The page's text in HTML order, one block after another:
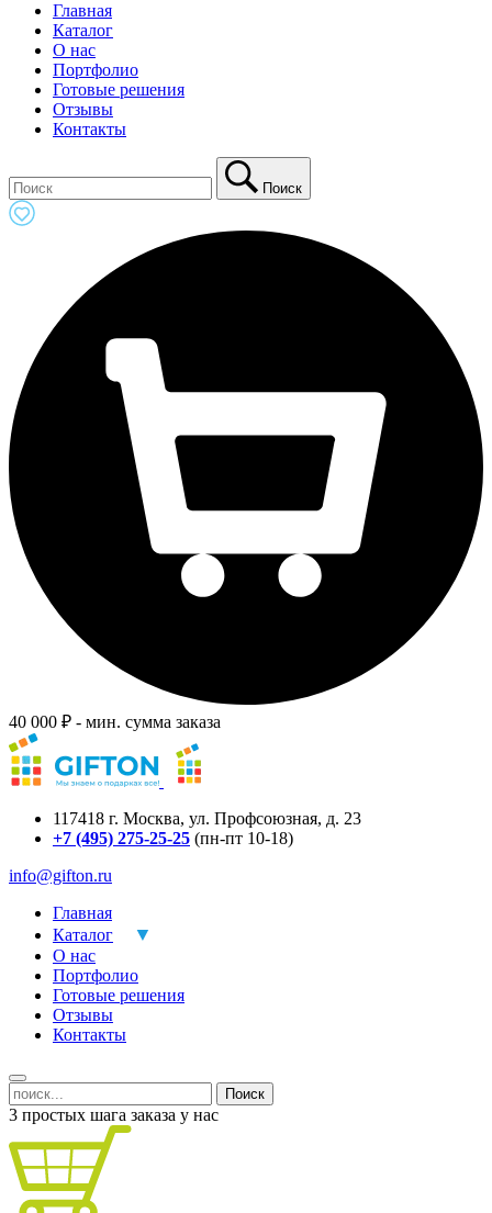
Главная
Каталог
О нас
Портфолио
Готовые решения
Отзывы
Контакты
Поиск
40 000 ₽ - мин. сумма заказа
117418 г. Москва, ул. Профсоюзная, д. 23
+7 (495) 275-25-25 (пн-пт 10-18)
info@gifton.ru
Главная
Каталог
О нас
Портфолио
Готовые решения
Отзывы
Контакты
Поиск
3 простых шага заказа у нас